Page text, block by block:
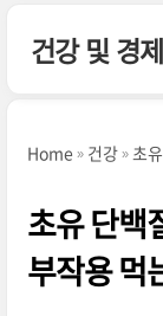
건강 및 경
Home 건강 초
초유 단백
부작용 먹